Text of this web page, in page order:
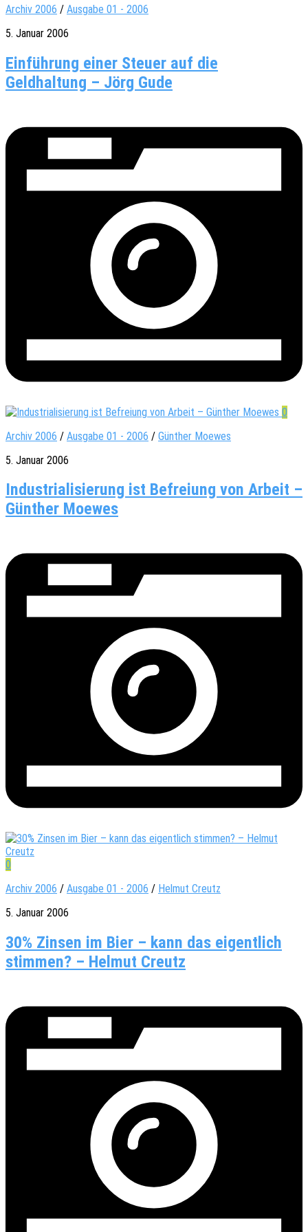
Archiv 2006 / Ausgabe 01 - 2006
5. Januar 2006
Einführung einer Steuer auf die
Geldhaltung – Jörg Gude
0
Archiv 2006 / Ausgabe 01 - 2006 / Günther Moewes
5. Januar 2006
Industrialisierung ist Befreiung von Arbeit –
Günther Moewes
0
Archiv 2006 / Ausgabe 01 - 2006 / Helmut Creutz
5. Januar 2006
30% Zinsen im Bier – kann das eigentlich
stimmen? – Helmut Creutz